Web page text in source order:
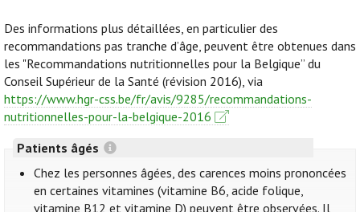
Des informations plus détaillées, en particulier des
recommandations pas tranche d’âge, peuvent être obtenues dans
les "Recommandations nutritionnelles pour la Belgique” du
Conseil Supérieur de la Santé (révision 2016), via
https://www.hgr-css.be/fr/avis/9285/recommandations-
nutritionnelles-pour-la-belgique-2016
Patients âgés
Chez les personnes âgées, des carences moins prononcées
en certaines vitamines (vitamine B6, acide folique,
vitamine B12 et vitamine D) peuvent être observées. Il